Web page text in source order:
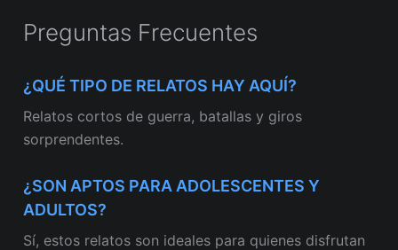
Preguntas Frecuentes
¿QUÉ TIPO DE RELATOS HAY AQUÍ?
Relatos cortos de guerra, batallas y giros
sorprendentes.
¿SON APTOS PARA ADOLESCENTES Y
ADULTOS?
Sí, estos relatos son ideales para quienes disfrutan